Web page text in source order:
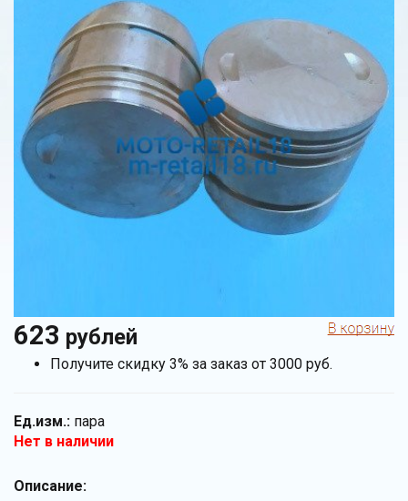
623 рублей
Получите скидку 3% за заказ от 3000 руб.
Ед.изм.: пара
Нет в наличии
Описание: